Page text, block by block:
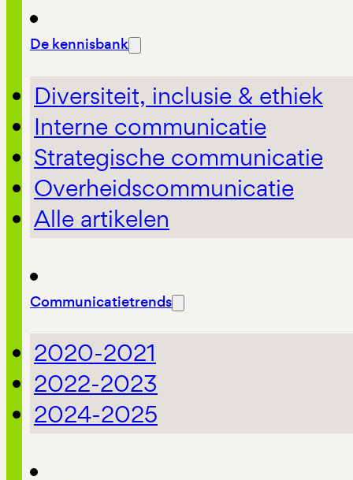
De kennisbank
Diversiteit, inclusie & ethiek
Interne communicatie
Strategische communicatie
Overheidscommunicatie
Alle artikelen
Communicatietrends
2020-2021
2022-2023
2024-2025